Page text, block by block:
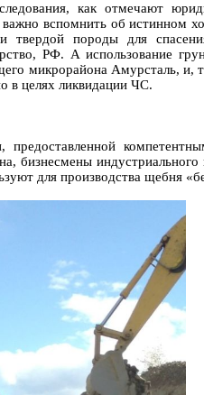
как отмечают
вспомнить об истинном
твердой породы для
РФ. А использование
микрорайона Амурсталь, и,
в целях ликвидации ЧС.
бизнесмены
для производства щебня